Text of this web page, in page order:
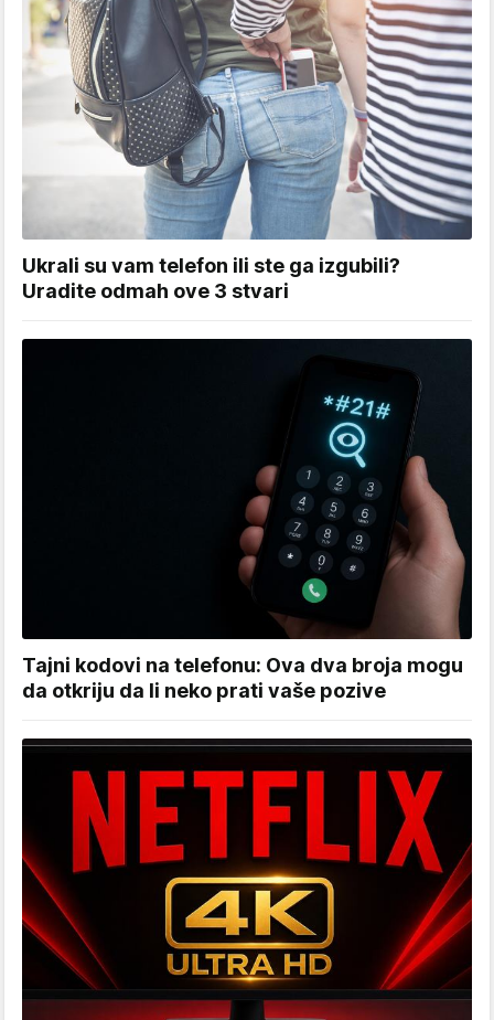
Ukrali su vam telefon ili ste ga izgubili?
Uradite odmah ove 3 stvari
Tajni kodovi na telefonu: Ova dva broja mogu
da otkriju da li neko prati vaše pozive